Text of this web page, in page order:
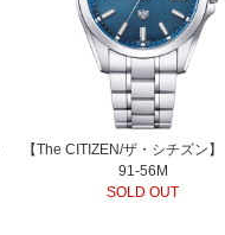
【The CITIZEN/ザ・シチズン
91-56M
SOLD OUT